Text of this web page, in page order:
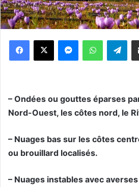
WhatsApp Telegram
– Ondées ou gouttes éparses
Nord-Ouest, les côtes nord, le
– Nuages bas sur les côtes
ou brouillard localisés.
– Nuages instables avec